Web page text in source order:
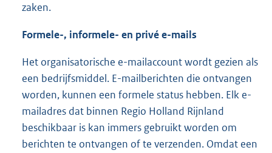
zaken.
Formele-, informele- en privé e-mails
Het organisatorische e-mailaccount wordt gezien als
een bedrijfsmiddel. E-mailberichten die ontvangen
worden, kunnen een formele status hebben. Elk e-
mailadres dat binnen Regio Holland Rijnland
beschikbaar is kan immers gebruikt worden om
berichten te ontvangen of te verzenden. Omdat een